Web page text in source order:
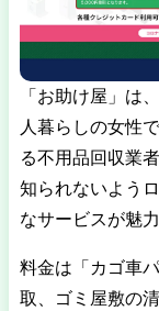
「お助け屋」は
人暮らしの女性
る不用品回収業
知られないよう
なサービスが魅力
料金は「カゴ車
取、ゴミ屋敷の